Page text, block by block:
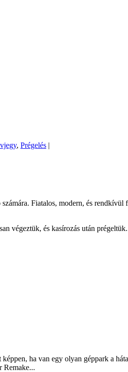
, Prégelés |
Fiatalos, modern, és
végeztük, és kasírozás után prégeltük.
ha van egy olyan géppark a
Remake...